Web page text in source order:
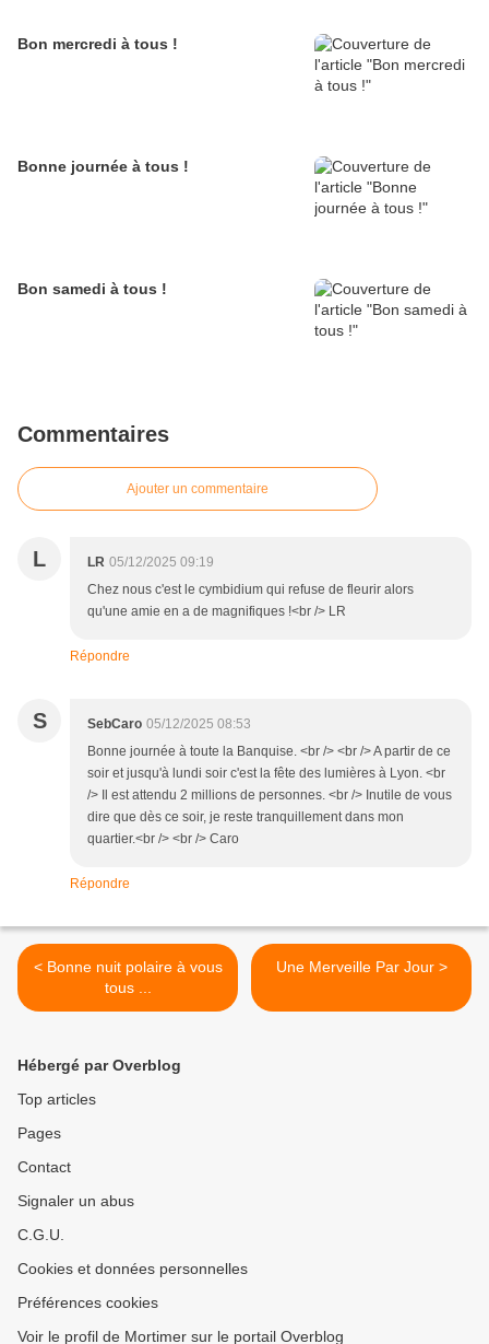
Bon mercredi à tous !
Bonne journée à tous !
Bon samedi à tous !
Commentaires
Ajouter un commentaire
L LR 05/12/2025 09:19
Chez nous c'est le cymbidium qui refuse de fleurir alors
qu'une amie en a de magnifiques !<br /> LR
Répondre
S SebCaro 05/12/2025 08:53
Bonne journée à toute la Banquise. <br /> <br /> A partir de ce
soir et jusqu'à lundi soir c'est la fête des lumières à Lyon. <br
/> Il est attendu 2 millions de personnes. <br /> Inutile de vous
dire que dès ce soir, je reste tranquillement dans mon
quartier.<br /> <br /> Caro
Répondre
< Bonne nuit polaire à vous
tous ...
Une Merveille Par Jour >
Hébergé par Overblog
Top articles
Pages
Contact
Signaler un abus
C.G.U.
Cookies et données personnelles
Préférences cookies
Voir le profil de Mortimer sur le portail Overblog